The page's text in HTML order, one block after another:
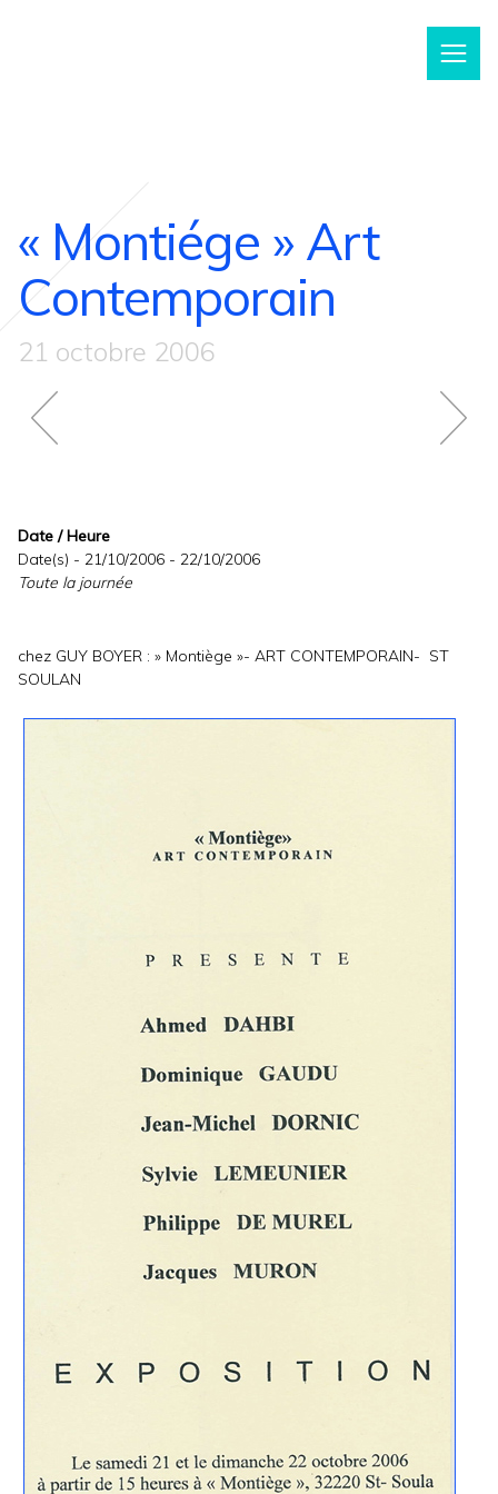
« Montiége » Art
Contemporain
21 octobre 2006
Date / Heure
Date(s) - 21/10/2006 - 22/10/2006
Toute la journée
chez GUY BOYER : » Montiège »- ART CONTEMPORAIN- ST
SOULAN